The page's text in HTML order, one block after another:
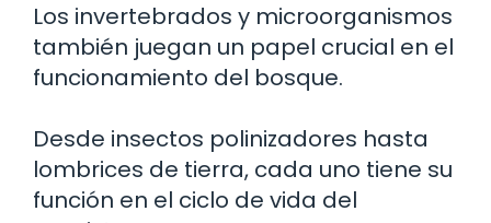
Los invertebrados y microorganismos
también juegan un papel crucial en el
funcionamiento del bosque.
Desde insectos polinizadores hasta
lombrices de tierra, cada uno tiene su
función en el ciclo de vida del